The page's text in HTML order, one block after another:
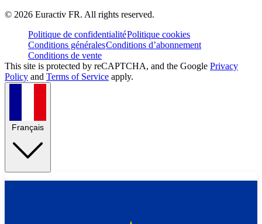
© 2026 Euractiv FR. All rights reserved.
Politique de confidentialitéPolitique cookies
Conditions généralesConditions d’abonnement
Conditions de vente
This site is protected by reCAPTCHA, and the Google Privacy
Policy and Terms of Service apply.
Français